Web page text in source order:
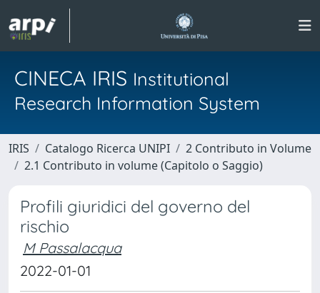
CINECA IRIS Institutional
Research Information System
IRIS Catalogo Ricerca UNIPI
2 Contributo in Volume
2.1 Contributo in volume (Capitolo o Saggio)
Profili giuridici del governo del
rischio
M Passalacqua
2022-01-01